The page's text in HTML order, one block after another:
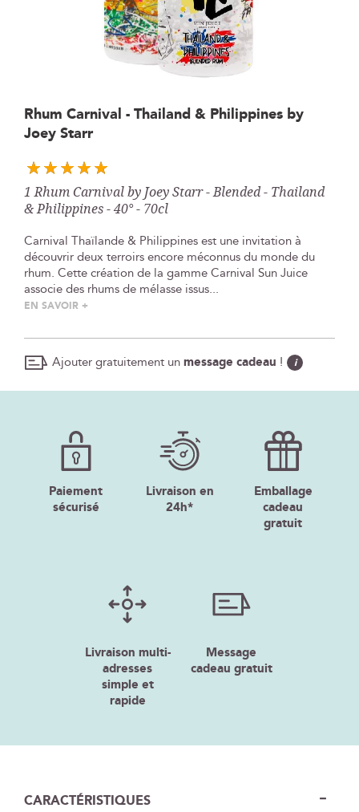
Skip
to
the
beginning
of
the
images
Rhum Carnival - Thailand & Philippines by
Joey Starr
1 Rhum Carnival by Joey Starr - Blended - Thailand
& Philippines - 40° - 70cl
Carnival Thaïlande & Philippines est une invitation à
découvrir deux terroirs encore méconnus du monde du
rhum. Cette création de la gamme Carnival Sun Juice
associe des rhums de mélasse issus...
EN SAVOIR +
Ajouter gratuitement unmessage cadeau ! i
Paiement
sécurisé
Livraison en
24h*
Emballage
cadeau
gratuit
Livraison multi-
adresses
simple et
rapide
Message
cadeau gratuit
CARACTÉRISTIQUES